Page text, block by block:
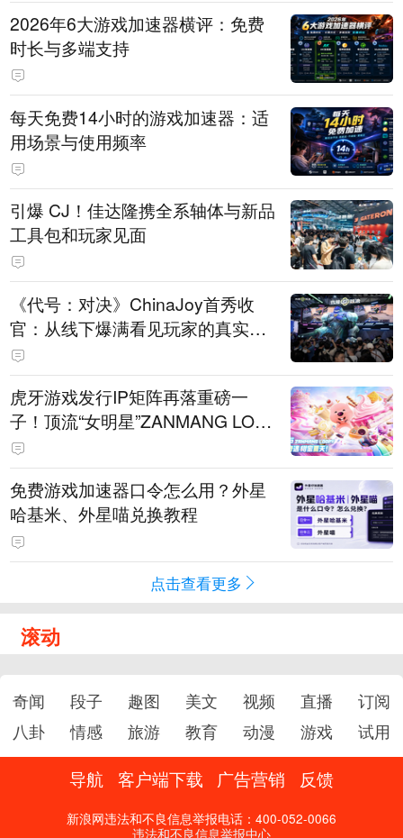
2026年6大游戏加速器横评：免费
时长与多端支持
每天免费14小时的游戏加速器：适
用场景与使用频率
引爆 CJ！佳达隆携全系轴体与新品
工具包和玩家见面
《代号：对决》ChinaJoy首秀收
官：从线下爆满看见玩家的真实期
待
虎牙游戏发行IP矩阵再落重磅一
子！顶流“女明星”ZANMANG LOO
PY 正版3D消除手游《消消奇遇》
惊喜曝光
免费游戏加速器口令怎么用？外星
哈基米、外星喵兑换教程
点击查看更多
滚动
奇闻 段子 趣图 美文 视频 直播
订阅
八卦
情感 旅游 教育 动漫 游戏 试用
导航 客户端下载 广告营销 反馈
新浪网违法和不良信息举报电话：400-052-0066
违法和不良信息举报中心